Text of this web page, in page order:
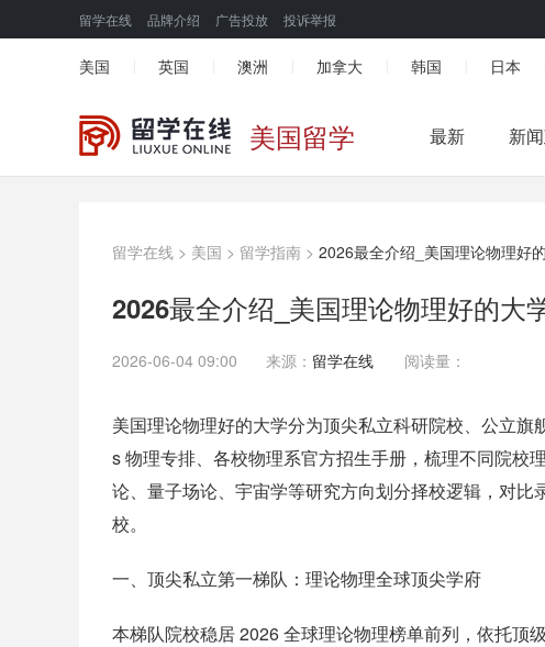
留学在线 品牌介绍 广告投放 投诉举报
美国 英国 澳洲 加拿大 韩国 日本
美国留学 最新 新
留学在线 > 美国 > 留学指南 > 2026最全介绍_美国理论物理好
2026最全介绍_美国理论物理好的大
2026-06-04 09:00 来源： 留学在线 阅读量：
美国理论物理好的大学分为顶尖私立科研院校、公立
s 物理专排、各校物理系官方招生手册，梳理不同院校
论、量子场论、宇宙学等研究方向划分择校逻辑，对
校。
一、顶尖私立第一梯队：理论物理全球顶尖学府
本梯队院校稳居 2026 全球理论物理榜单前列，依托顶